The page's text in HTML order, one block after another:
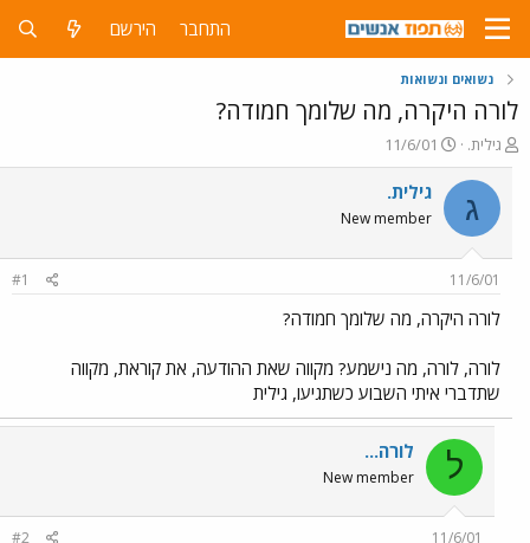
התחבר הירשם
נשואים ונשואות
לורה היקרה, מה שלומך חמודה?
פ
ו
ת
ח
ה
ש
א
גילית.
פ
ו
ר
ר
11/6/01
ג גילית.
New member
11/6/01
#1
לורה היקרה, מה שלומך חמודה?
לורה, לורה, מה נישמע? מקווה שאת ההודעה, את קוראת, מקווה
שתדברי איתי השבוע כשתגיעו, גילית
ל לורה...
New member
11/6/01
#2